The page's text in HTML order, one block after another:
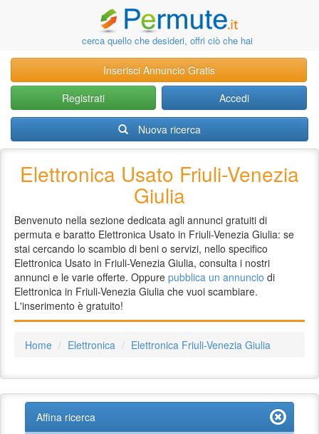
cerca quello che desideri, offri ciò che hai
Inserisci Annuncio Gratis
Registrati
Accedi
Nuova ricerca
Elettronica Usato Friuli-Venezia
Giulia
Benvenuto nella sezione dedicata agli annunci gratuiti di
permuta e baratto Elettronica Usato in Friuli-Venezia Giulia: se
stai cercando lo scambio di beni o servizi, nello specifico
Elettronica Usato in Friuli-Venezia Giulia, consulta i nostri
annunci e le varie offerte. Oppure pubblica un annuncio di
Elettronica in Friuli-Venezia Giulia che vuoi scambiare.
L'inserimento è gratuito!
Home Elettronica Elettronica Friuli-Venezia Giulia
Affina ricerca